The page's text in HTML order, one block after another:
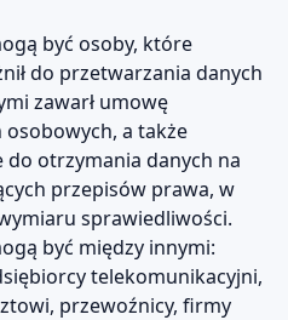
być osoby, które
do przetwarzania danych
zawarł umowę
a także
otrzymania danych na
przepisów prawa, w
sprawiedliwości.
być między innymi:
telekomunikacyjni,
przewoźnicy, firmy